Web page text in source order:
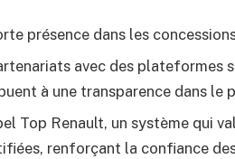
présence dans les
avec des plateformes
à une transparence dans le
Top Renault, un système qui
renforçant la confiance